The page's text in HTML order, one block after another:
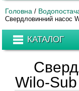
Головна /
Свердловинний насос
КАТАЛОГ
Wilo-